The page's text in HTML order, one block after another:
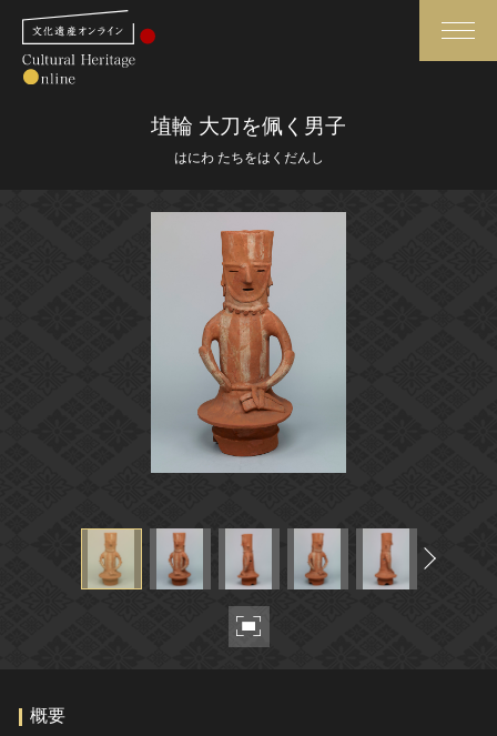
さらに詳細検索
全国の美術館・博物館
無形文化遺産
媒体資料・関連記事等
博物館、美術館の皆さまへ
文化庁よりご挨拶
今月のみどころ
お知らせ一覧
このサイトについて
関連サイトリンク
サイトマップ
サイトのご意見はこちら
文化遺産データベース
埴輪 大刀を佩く男子
はにわ たちをはくだんし
概要